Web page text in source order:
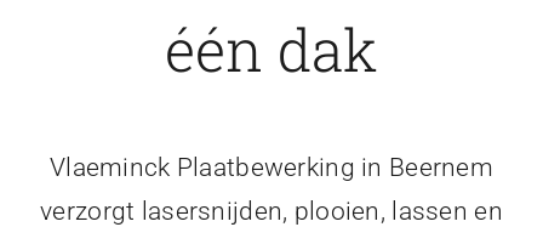
één dak
Vlaeminck Plaatbewerking in Beernem
verzorgt lasersnijden, plooien, lassen en